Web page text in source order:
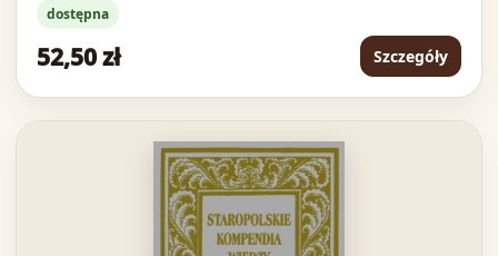
dostępna
52,50 zł Szczegóły